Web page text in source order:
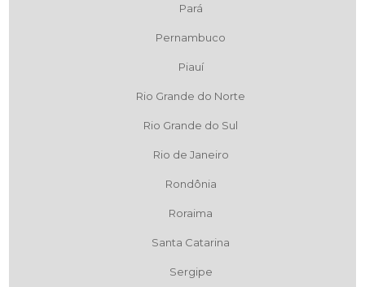
Pará
Pernambuco
Piauí
Rio Grande do Norte
Rio Grande do Sul
Rio de Janeiro
Rondônia
Roraima
Santa Catarina
Sergipe